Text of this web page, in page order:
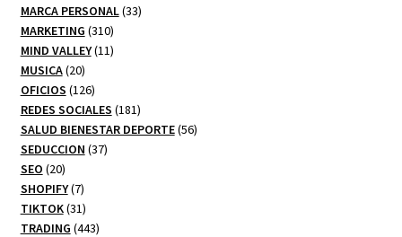
productos
MARCA PERSONAL 3333
MARKETING 310310
productos
MIND VALLEY 1111
MUSICA 2020
productos
OFICIOS 126126
productos
REDES SOCIALES 181181
productos
SALUD BIENESTAR DEPORTE 5656
SEDUCCION 3737
SEO 2020
productos
SHOPIFY 77
productos
TIKTOK 3131
productos
TRADING 443443